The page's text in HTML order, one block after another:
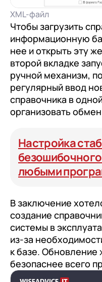
XML-файл
Чтобы загрузить
информационную
нее и открыть эту
второй вкладке
ручной механизм,
регулярный ввод
справочника в
организовать
Настройка
любыми
В заключение
создание
системы в
из-за
к базе. Обновление
безопаснее всего